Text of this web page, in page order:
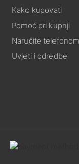
Kako kupovati
Pomoć pri kupnji
Naručite
Uvjeti i odredbe